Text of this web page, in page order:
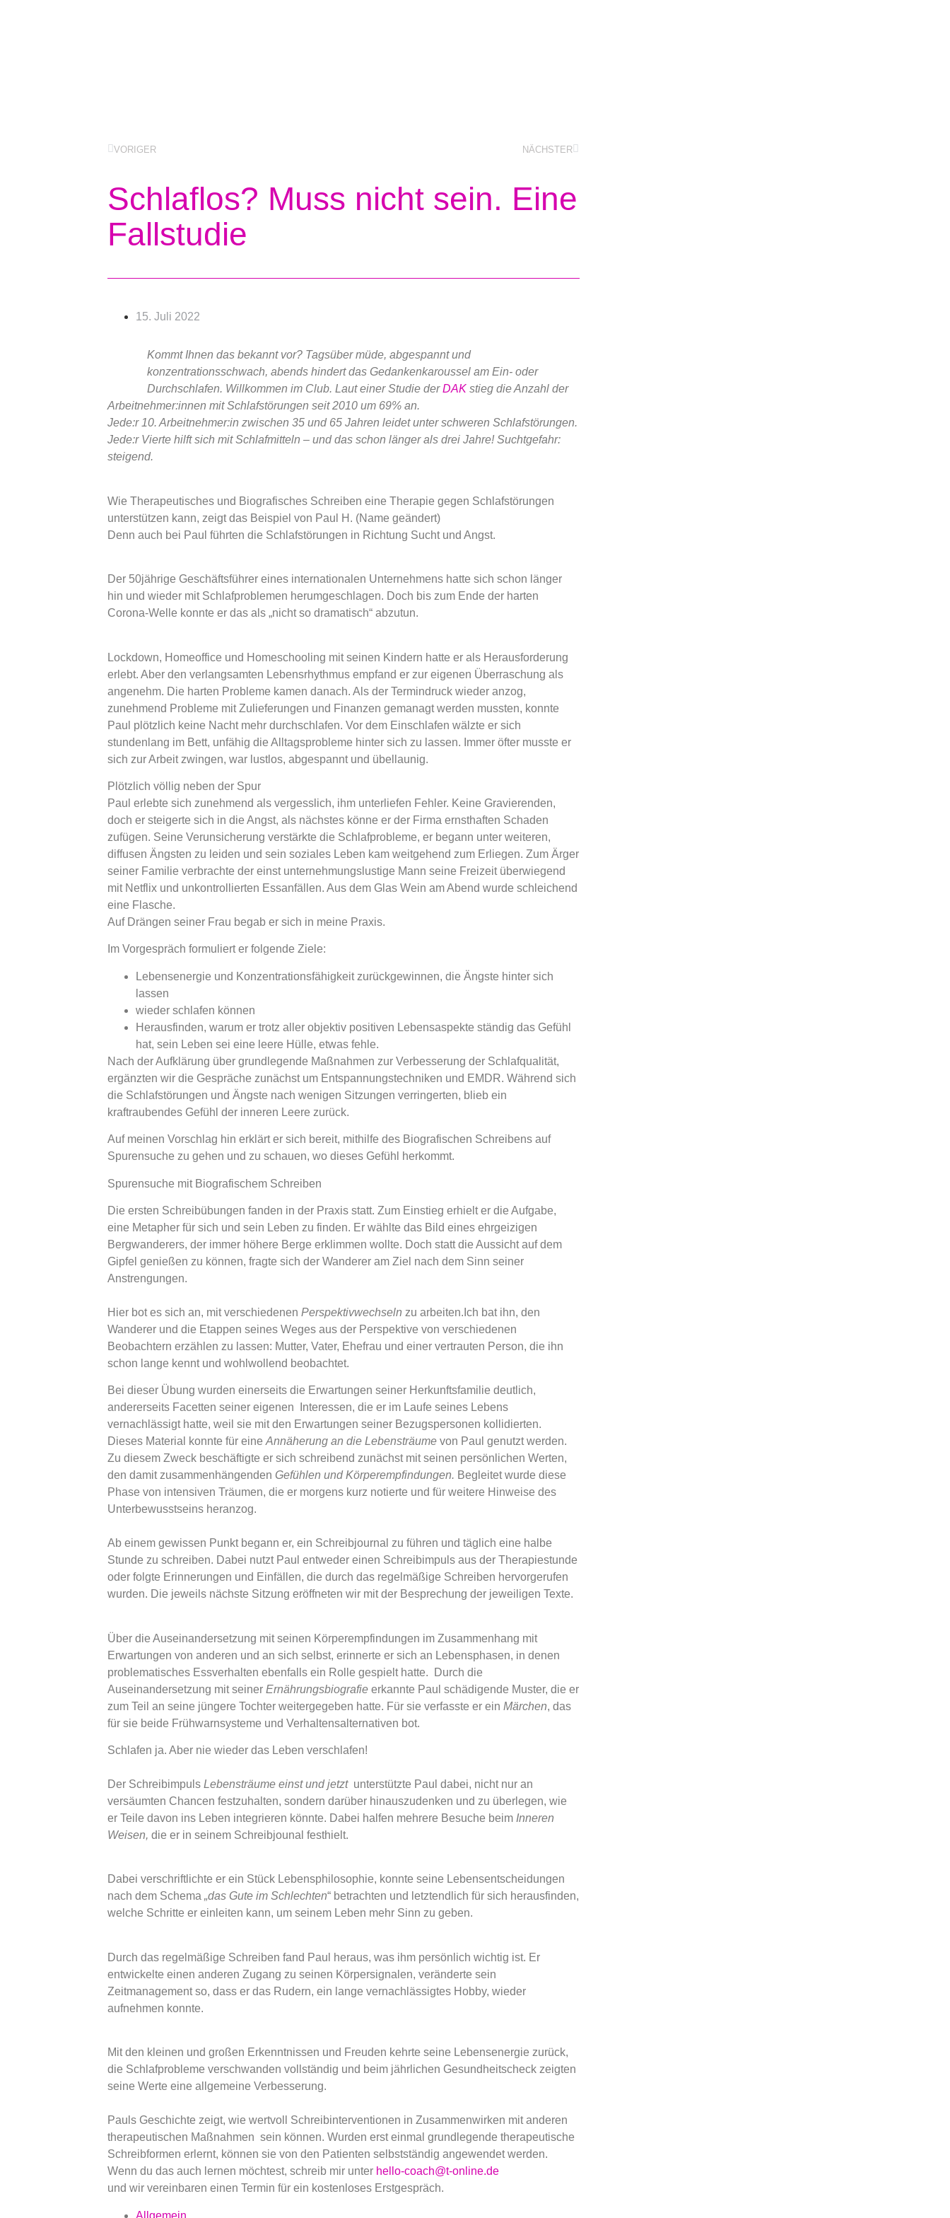
VORIGER NÄCHSTER
Schlaflos? Muss nicht sein. Eine
Fallstudie
15. Juli 2022
Kommt Ihnen das bekannt vor? Tagsüber müde, abgespannt und
konzentrationsschwach, abends hindert das Gedankenkaroussel am Ein- oder
Durchschlafen. Willkommen im Club. Laut einer Studie derDAK stieg die Anzahl der
Arbeitnehmer:innen mit Schlafstörungen seit 2010 um 69% an.
Jede:r 10. Arbeitnehmer:in zwischen 35 und 65 Jahren leidet unter schweren Schlafstörungen.
Jede:r Vierte hilft sich mit Schlafmitteln – und das schon länger als drei Jahre! Suchtgefahr:
steigend.
Wie Therapeutisches und Biografisches Schreiben eine Therapie gegen Schlafstörungen
unterstützen kann, zeigt das Beispiel von Paul H. (Name geändert)
Denn auch bei Paul führten die Schlafstörungen in Richtung Sucht und Angst.
Der 50jährige Geschäftsführer eines internationalen Unternehmens hatte sich schon länger
hin und wieder mit Schlafproblemen herumgeschlagen. Doch bis zum Ende der harten
Corona-Welle konnte er das als „nicht so dramatisch“ abzutun.
Lockdown, Homeoffice und Homeschooling mit seinen Kindern hatte er als Herausforderung
erlebt. Aber den verlangsamten Lebensrhythmus empfand er zur eigenen Überraschung als
angenehm. Die harten Probleme kamen danach. Als der Termindruck wieder anzog,
zunehmend Probleme mit Zulieferungen und Finanzen gemanagt werden mussten, konnte
Paul plötzlich keine Nacht mehr durchschlafen. Vor dem Einschlafen wälzte er sich
stundenlang im Bett, unfähig die Alltagsprobleme hinter sich zu lassen. Immer öfter musste er
sich zur Arbeit zwingen, war lustlos, abgespannt und übellaunig.
Plötzlich völlig neben der Spur
Paul erlebte sich zunehmend als vergesslich, ihm unterliefen Fehler. Keine Gravierenden,
doch er steigerte sich in die Angst, als nächstes könne er der Firma ernsthaften Schaden
zufügen. Seine Verunsicherung verstärkte die Schlafprobleme, er begann unter weiteren,
diffusen Ängsten zu leiden und sein soziales Leben kam weitgehend zum Erliegen. Zum Ärger
seiner Familie verbrachte der einst unternehmungslustige Mann seine Freizeit überwiegend
mit Netflix und unkontrollierten Essanfällen. Aus dem Glas Wein am Abend wurde schleichend
eine Flasche.
Auf Drängen seiner Frau begab er sich in meine Praxis.
Im Vorgespräch formuliert er folgende Ziele:
Lebensenergie und Konzentrationsfähigkeit zurückgewinnen, die Ängste hinter sich
lassen
wieder schlafen können
Herausfinden, warum er trotz aller objektiv positiven Lebensaspekte ständig das Gefühl
hat, sein Leben sei eine leere Hülle, etwas fehle.
Nach der Aufklärung über grundlegende Maßnahmen zur Verbesserung der Schlafqualität,
ergänzten wir die Gespräche zunächst um Entspannungstechniken und EMDR. Während sich
die Schlafstörungen und Ängste nach wenigen Sitzungen verringerten, blieb ein
kraftraubendes Gefühl der inneren Leere zurück.
Auf meinen Vorschlag hin erklärt er sich bereit, mithilfe des Biografischen Schreibens auf
Spurensuche zu gehen und zu schauen, wo dieses Gefühl herkommt.
Spurensuche mit Biografischem Schreiben
Die ersten Schreibübungen fanden in der Praxis statt. Zum Einstieg erhielt er die Aufgabe,
eine Metapher für sich und sein Leben zu finden. Er wählte das Bild eines ehrgeizigen
Bergwanderers, der immer höhere Berge erklimmen wollte. Doch statt die Aussicht auf dem
Gipfel genießen zu können, fragte sich der Wanderer am Ziel nach dem Sinn seiner
Anstrengungen.
Hier bot es sich an, mit verschiedenenPerspektivwechseln zu arbeiten.Ich bat ihn, den
Wanderer und die Etappen seines Weges aus der Perspektive von verschiedenen
Beobachtern erzählen zu lassen: Mutter, Vater, Ehefrau und einer vertrauten Person, die ihn
schon lange kennt und wohlwollend beobachtet.
Bei dieser Übung wurden einerseits die Erwartungen seiner Herkunftsfamilie deutlich,
andererseits Facetten seiner eigenen Interessen, die er im Laufe seines Lebens
vernachlässigt hatte, weil sie mit den Erwartungen seiner Bezugspersonen kollidierten.
Dieses Material konnte für eineAnnäherung an die Lebensträume von Paul genutzt werden.
Zu diesem Zweck beschäftigte er sich schreibend zunächst mit seinen persönlichen Werten,
den damit zusammenhängenden Gefühlen und Körperempfindungen. Begleitet wurde diese
Phase von intensiven Träumen, die er morgens kurz notierte und für weitere Hinweise des
Unterbewusstseins heranzog.
Ab einem gewissen Punkt begann er, ein Schreibjournal zu führen und täglich eine halbe
Stunde zu schreiben. Dabei nutzt Paul entweder einen Schreibimpuls aus der Therapiestunde
oder folgte Erinnerungen und Einfällen, die durch das regelmäßige Schreiben hervorgerufen
wurden. Die jeweils nächste Sitzung eröffneten wir mit der Besprechung der jeweiligen Texte.
Über die Auseinandersetzung mit seinen Körperempfindungen im Zusammenhang mit
Erwartungen von anderen und an sich selbst, erinnerte er sich an Lebensphasen, in denen
problematisches Essverhalten ebenfalls ein Rolle gespielt hatte. Durch die
Auseinandersetzung mit seinerErnährungsbiografieerkannte Paul schädigende Muster, die er
zum Teil an seine jüngere Tochter weitergegeben hatte. Für sie verfasste er einMärchen, das
für sie beide Frühwarnsysteme und Verhaltensalternativen bot.
Schlafen ja. Aber nie wieder das Leben verschlafen!
Der SchreibimpulsLebensträume einst und jetzt unterstützte Paul dabei, nicht nur an
versäumten Chancen festzuhalten, sondern darüber hinauszudenken und zu überlegen, wie
er Teile davon ins Leben integrieren könnte. Dabei halfen mehrere Besuche beim Inneren
Weisen,die er in seinem Schreibjounal festhielt.
Dabei verschriftlichte er ein Stück Lebensphilosophie, konnte seine Lebensentscheidungen
nach dem Schema„das Gute im Schlechten“ betrachten und letztendlich für sich herausfinden,
welche Schritte er einleiten kann, um seinem Leben mehr Sinn zu geben.
Durch das regelmäßige Schreiben fand Paul heraus, was ihm persönlich wichtig ist. Er
entwickelte einen anderen Zugang zu seinen Körpersignalen, veränderte sein
Zeitmanagement so, dass er das Rudern, ein lange vernachlässigtes Hobby, wieder
aufnehmen konnte.
Mit den kleinen und großen Erkenntnissen und Freuden kehrte seine Lebensenergie zurück,
die Schlafprobleme verschwanden vollständig und beim jährlichen Gesundheitscheck zeigten
seine Werte eine allgemeine Verbesserung.
Pauls Geschichte zeigt, wie wertvoll Schreibinterventionen in Zusammenwirken mit anderen
therapeutischen Maßnahmen sein können. Wurden erst einmal grundlegende therapeutische
Schreibformen erlernt, können sie von den Patienten selbstständig angewendet werden.
Wenn du das auch lernen möchtest, schreib mir unter hello-coach@t-online.de
und wir vereinbaren einen Termin für ein kostenloses Erstgespräch.
Allgemein